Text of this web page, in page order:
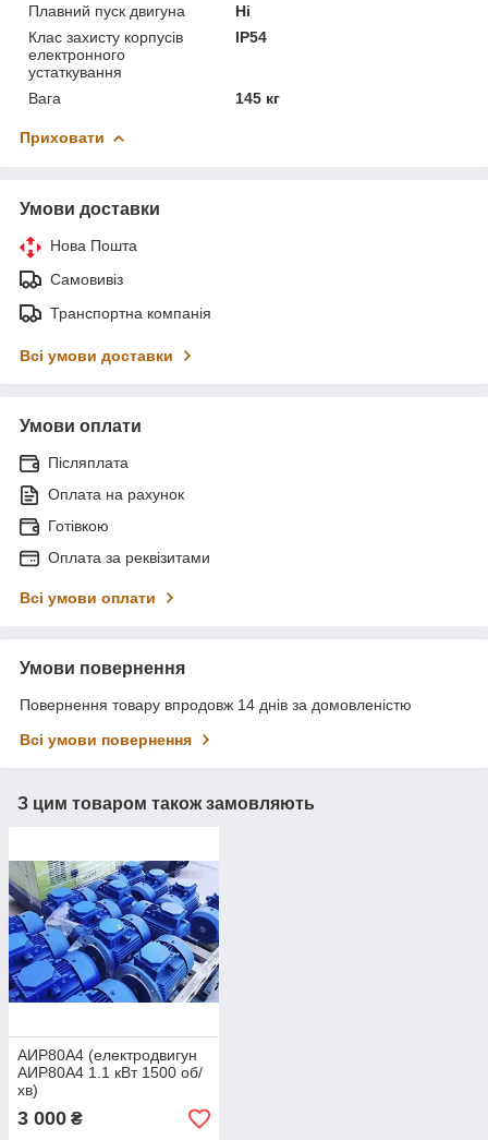
Плавний пуск двигуна
Ні
Клас захисту корпусів
електронного
устаткування
IP54
Вага 145 кг
Приховати
Умови доставки
Нова Пошта
Самовивіз
Транспортна компанія
Всі умови доставки
Умови оплати
Післяплата
Оплата на рахунок
Готівкою
Оплата за реквізитами
Всі умови оплати
Умови повернення
Повернення товару впродовж 14 днів за домовленістю
Всі умови повернення
З цим товаром також замовляють
АИР80А4 (електродвигун
АИР80А4 1.1 кВт 1500 об/
хв)
3 000 ₴